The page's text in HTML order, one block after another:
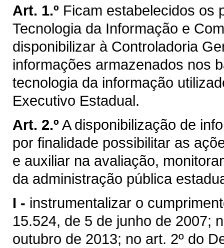
Art. 1.º Ficam estabelecidos os
Tecnologia da Informação e
disponibilizar à Controladoria
informações armazenados nos
tecnologia da informação
Executivo Estadual.
Art. 2.º A disponibilização de
por finalidade possibilitar as
e auxiliar na avaliação,
da administração pública
I - instrumentalizar o
15.524, de 5 de junho de 2007;
outubro de 2013; no art. 2º do